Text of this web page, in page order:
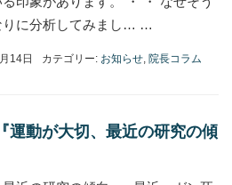
りに分析してみまし… …
14日 カテゴリー: お知らせ, 院長コラム
運動が大切、最近の研究の傾